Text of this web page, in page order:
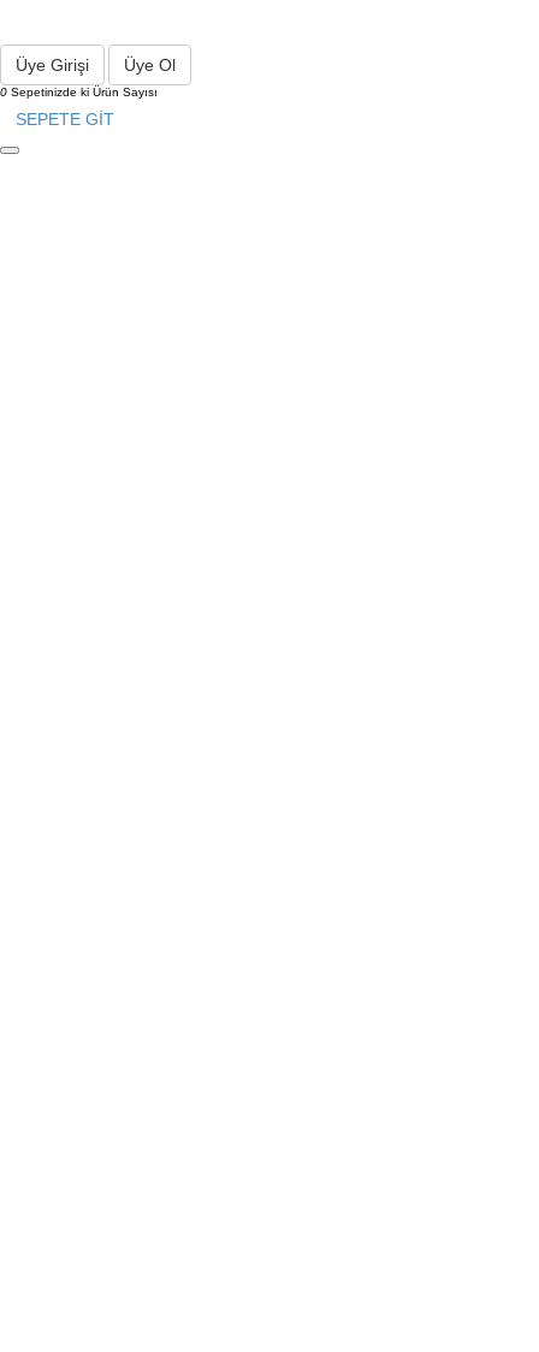
Üye Girişi Üye Ol
0 Sepetinizde ki Ürün Sayısı
SEPETE GİT